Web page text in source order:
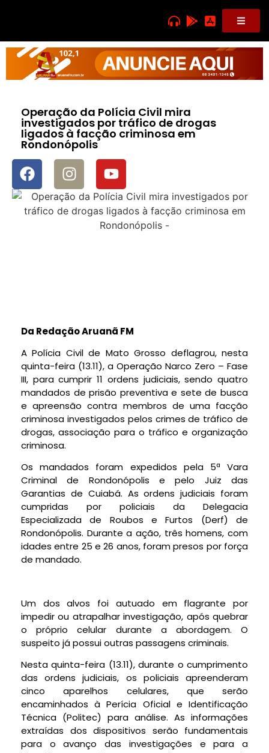
Operação da Polícia Civil mira
investigados por tráfico de drogas
ligados à facção criminosa em
Rondonópolis
Da Redação Aruanã FM
A Polícia Civil de Mato Grosso deflagrou, nesta
quinta-feira (13.11), a Operação Narco Zero – Fase
III, para cumprir 11 ordens judiciais, sendo quatro
mandados de prisão preventiva e sete de busca
e apreensão contra membros de uma facção
criminosa investigados pelos crimes de tráfico de
drogas, associação para o tráfico e organização
criminosa.
Os mandados foram expedidos pela 5ª Vara
Criminal de Rondonópolis e pelo Juiz das
Garantias de Cuiabá. As ordens judiciais foram
cumpridas por policiais da Delegacia
Especializada de Roubos e Furtos (Derf) de
Rondonópolis. Durante a ação, três homens, com
idades entre 25 e 26 anos, foram presos por força
de mandado.
Um dos alvos foi autuado em flagrante por
impedir ou atrapalhar investigação, após quebrar
o próprio celular durante a abordagem. O
suspeito já possui outras passagens criminais.
Nesta quinta-feira (13.11), durante o cumprimento
das ordens judiciais, os policiais apreenderam
cinco aparelhos celulares, que serão
encaminhados à Perícia Oficial e Identificação
Técnica (Politec) para análise. As informações
extraídas dos dispositivos serão fundamentais
para o avanço das investigações e para a